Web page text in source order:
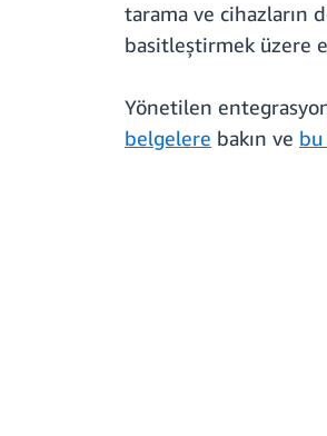
tarama ve cihazların
basitleştirmek üzere
Yönetilen
belgelere bakın ve